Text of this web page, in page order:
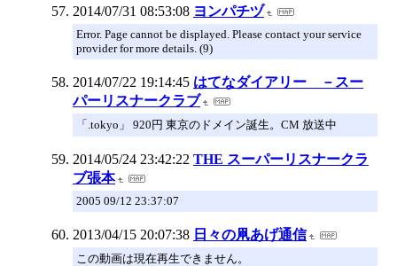
2014/07/31 08:53:08 ヨンパチヅ
Error. Page cannot be displayed. Please contact your service
provider for more details. (9)
2014/07/22 19:14:45 はてなダイアリー －スー
パーリスナークラブ
「.tokyo」 920円 東京のドメイン誕生。CM 放送中
2014/05/24 23:42:22 THE スーパーリスナークラ
ブ張本
2005 09/12 23:37:07
2013/04/15 20:07:38 日々の凧あげ通信
この動画は現在再生できません。